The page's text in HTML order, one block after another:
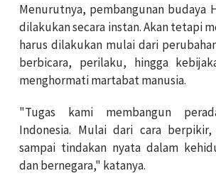
Menurutnya, pembangunan budaya
dilakukan secara instan. Akan tetapi
harus dilakukan mulai dari
berbicara, perilaku, hingga
menghormati martabat manusia.
"Tugas kami membangun
Indonesia. Mulai dari cara berpikir,
sampai tindakan nyata dalam
dan bernegara," katanya.